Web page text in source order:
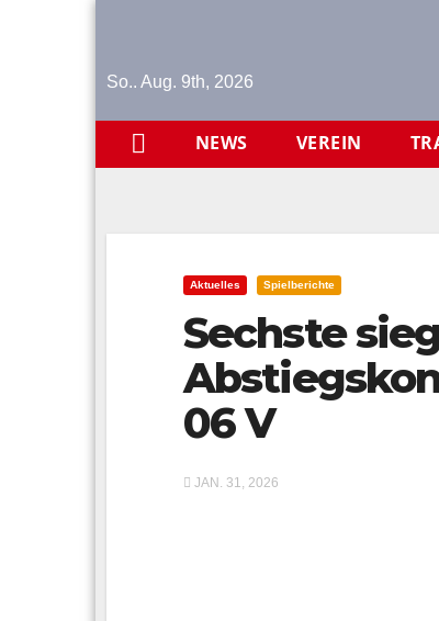
content
So.. Aug. 9th, 2026
NEWS VEREIN
Aktuelles Spielberichte
Sechste
06 V
JAN. 31, 2026